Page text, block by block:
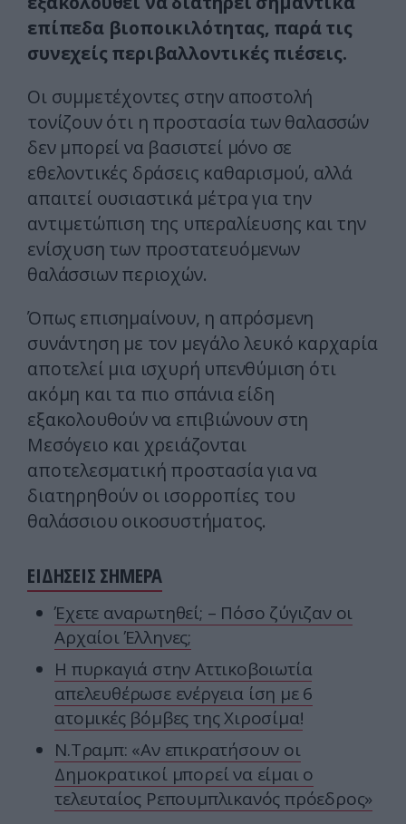
επίπεδα βιοποικιλότητας, παρά τις
συνεχείς περιβαλλοντικές πιέσεις.
Οι συμμετέχοντες στην αποστολή
τονίζουν ότι η προστασία των θαλασσών
δεν μπορεί να βασιστεί μόνο σε
εθελοντικές δράσεις καθαρισμού, αλλά
απαιτεί ουσιαστικά μέτρα για την
αντιμετώπιση της υπεραλίευσης και την
ενίσχυση των προστατευόμενων
θαλάσσιων περιοχών.
Όπως επισημαίνουν, η απρόσμενη
συνάντηση με τον μεγάλο λευκό καρχαρία
αποτελεί μια ισχυρή υπενθύμιση ότι
ακόμη και τα πιο σπάνια είδη
εξακολουθούν να επιβιώνουν στη
Μεσόγειο και χρειάζονται
αποτελεσματική προστασία για να
διατηρηθούν οι ισορροπίες του
θαλάσσιου οικοσυστήματος.
ΕΙΔΗΣΕΙΣ ΣΗΜΕΡΑ
Έχετε αναρωτηθεί; – Πόσο ζύγιζαν οι
Αρχαίοι Έλληνες;
Η πυρκαγιά στην Αττικοβοιωτία
απελευθέρωσε ενέργεια ίση με 6
ατομικές βόμβες της Χιροσίμα!
Ν.Τραμπ: «Αν επικρατήσουν οι
Δημοκρατικοί μπορεί να είμαι ο
τελευταίος Ρεπουμπλικανός πρόεδρος»